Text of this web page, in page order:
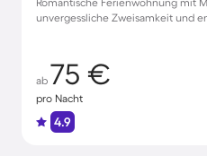
unvergessliche Zweisamkeit und
ab 75 €
pro Nacht
4.9